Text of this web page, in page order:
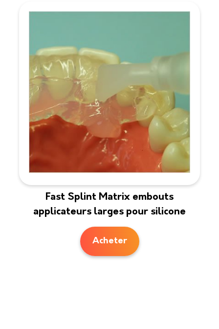
Fast Splint Matrix embouts
applicateurs larges pour silicone
Acheter